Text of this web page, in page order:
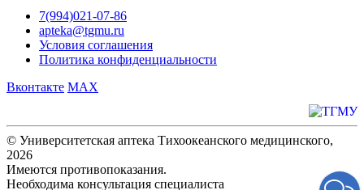
7(994)021-07-86
apteka@tgmu.ru
Условия соглашения
Политика конфиденциальности
Вконтакте MAX
© Университетская аптека Тихоокеанского медицинского,
2026
Имеются противопоказания.
Необходима консультация специалиста